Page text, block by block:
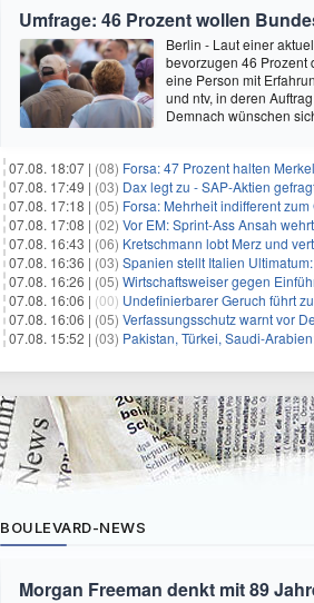
Umfrage: 46 Prozent wollen
Berlin - Laut einer
bevorzugen 46 Prozent
eine Person mit
und ntv, in deren
Demnach wünschen
07.08. 18:07 | (08) Forsa: 47 Prozent halten
07.08. 17:49 | (03) Dax legt zu - SAP-Aktien
07.08. 17:18 | (05) Forsa: Mehrheit indifferent
07.08. 17:08 | (02) Vor EM: Sprint-Ass Ansah
07.08. 16:43 | (06) Kretschmann lobt Merz und
07.08. 16:36 | (03) Spanien stellt Italien
07.08. 16:26 | (05) Wirtschaftsweiser gegen
07.08. 16:06 | (00) Undefinierbarer Geruch führt
07.08. 16:06 | (05) Verfassungsschutz warnt vor
07.08. 15:52 | (03) Pakistan, Türkei, Saudi-
BOULEVARD-NEWS
Morgan Freeman denkt mit 89